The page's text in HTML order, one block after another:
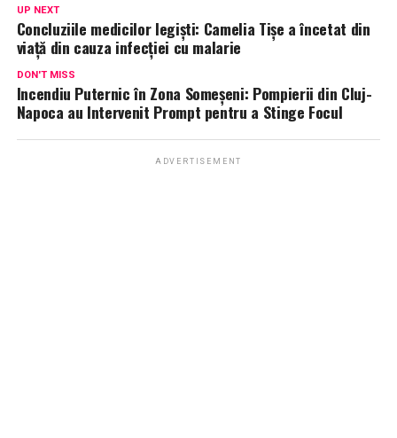
UP NEXT
Concluziile medicilor legiști: Camelia Tișe a încetat din
viață din cauza infecției cu malarie
DON'T MISS
Incendiu Puternic în Zona Someșeni: Pompierii din Cluj-
Napoca au Intervenit Prompt pentru a Stinge Focul
ADVERTISEMENT